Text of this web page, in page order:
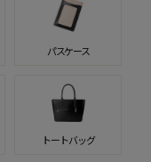
パスケース
トートバッグ